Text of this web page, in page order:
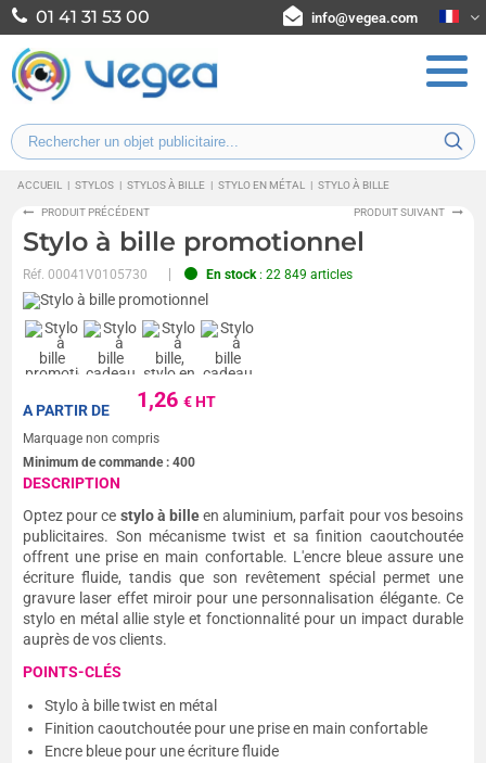
01 41 31 53 00 info@vegea.com
ACCUEIL | STYLOS | STYLOS À BILLE | STYLO EN MÉTAL | STYLO À BILLE
PRODUIT PRÉCÉDENT PRODUIT SUIVANT
Stylo à bille promotionnel
Réf.00041V0105730 En stock: 22 849 articles
1,26€ HT
A PARTIR DE
Marquage non compris
Minimum de commande :400
DESCRIPTION
Optez pour ce stylo à billeen aluminium, parfait pour vos besoins
publicitaires. Son mécanisme twist et sa finition caoutchoutée
offrent une prise en main confortable. L'encre bleue assure une
écriture fluide, tandis que son revêtement spécial permet une
gravure laser effet miroir pour une personnalisation élégante. Ce
stylo en métal allie style et fonctionnalité pour un impact durable
auprès de vos clients.
POINTS-CLÉS
Stylo à bille twist en métal
Finition caoutchoutée pour une prise en main confortable
Encre bleue pour une écriture fluide